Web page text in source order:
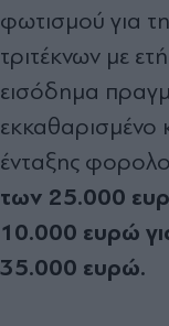
φωτισμού για
τριτέκνων με
εισόδημα
εκκαθαρισμένο
ένταξης
των 25.000
10.000 ευρώ
35.000 ευρώ.